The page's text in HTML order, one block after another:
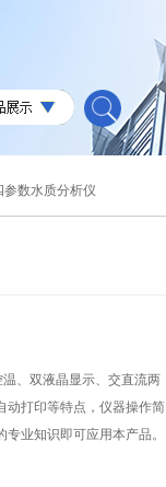
参数水质分析仪
、双液晶显示、交直流两
动打印等特点，仪器操作简
业知识即可应用本产品。